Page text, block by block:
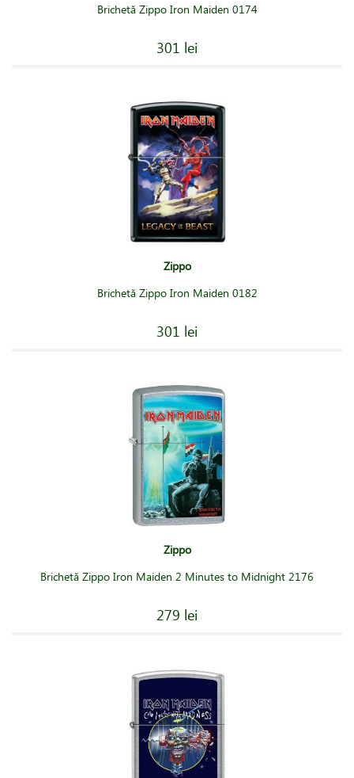
Brichetă Zippo Iron Maiden 0174
301 lei
Zippo
Brichetă Zippo Iron Maiden 0182
301 lei
Zippo
Brichetă Zippo Iron Maiden 2 Minutes to Midnight 2176
279 lei